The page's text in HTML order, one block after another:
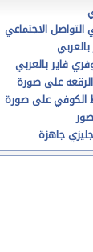
التواصل الاجتماعي
فاير بالعربي
على صورة
الكوفي على صورة
جاهزة